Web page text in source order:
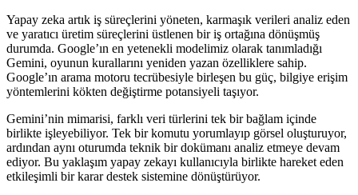
Yapay zeka artık iş süreçlerini yöneten, karmaşık verileri analiz eden
ve yaratıcı üretim süreçlerini üstlenen bir iş ortağına dönüşmüş
durumda. Google’ın en yetenekli modelimiz olarak tanımladığı
Gemini, oyunun kurallarını yeniden yazan özelliklere sahip.
Google’ın arama motoru tecrübesiyle birleşen bu güç, bilgiye erişim
yöntemlerini kökten değiştirme potansiyeli taşıyor.
Gemini’nin mimarisi, farklı veri türlerini tek bir bağlam içinde
birlikte işleyebiliyor. Tek bir komutu yorumlayıp görsel oluşturuyor,
ardından aynı oturumda teknik bir dokümanı analiz etmeye devam
ediyor. Bu yaklaşım yapay zekayı kullanıcıyla birlikte hareket eden
etkileşimli bir karar destek sistemine dönüştürüyor.